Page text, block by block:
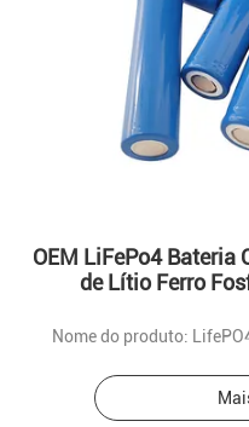
OEM LiFePo4 Bateria
de Lítio Ferro
Nome do produto: